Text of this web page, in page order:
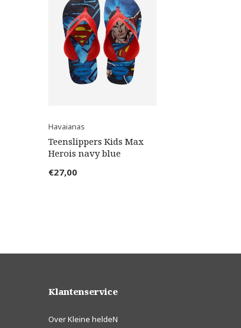
Havaianas
Teenslippers Kids Max
Herois navy blue
€27,00
Klantenservice
Over Kleine heldeN